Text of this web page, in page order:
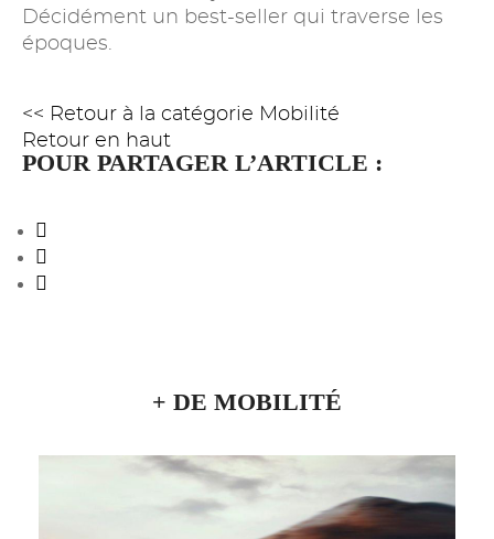
Décidément un best-seller qui traverse les
époques.
<< Retour à la catégorie Mobilité
Retour en haut
POUR PARTAGER L’ARTICLE :
+ DE MOBILITÉ